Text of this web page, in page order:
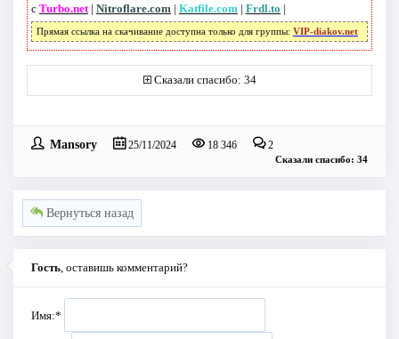
с Turbo.net| Nitroflare.com | Katfile.com | Frdl.to |
Прямая ссылка на скачивание доступна только для группы: VIP-diakov.net
Сказали спасибо: 34
Mansory 25/11/2024 18 346 2
Сказали спасибо: 34
Вернуться назад
Гость , оставишь комментарий?
Имя:*